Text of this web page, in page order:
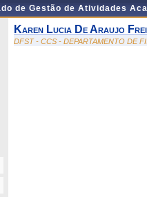
de Gestão de Atividades
Karen Lucia De Araujo
DFST - CCS - DEPARTAMENTO DE